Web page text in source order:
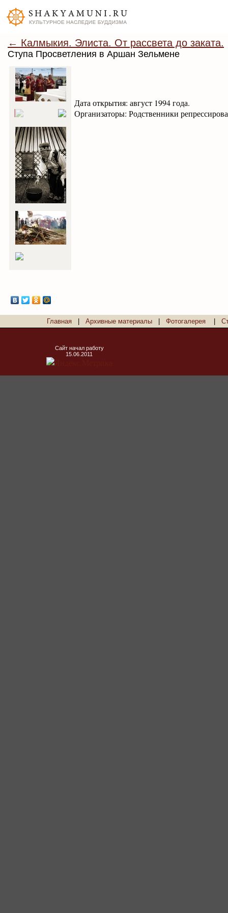
← Калмыкия. Элиста. От рассвета до заката.
Ступа Просветления в Аршан Зельмене
Дата открытия: август 1994 года.
Организаторы: Родственники
Главная Архивные материалы Фотогалерея
Сайт начал работу
15.06.2011